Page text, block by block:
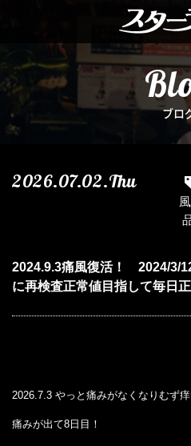
ブロ
2026.07.02.Thu
2024.9.3痛風復活！ 2024/3/
に再検査正常値目指して毎日
2026.7.3 やっと痛みがなくなりむず痒
痛みが出て8日目！